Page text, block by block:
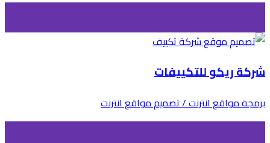
شركة ريكو للتكييفات
برمجة مواقع انترنت / تصميم مواقع انترنت